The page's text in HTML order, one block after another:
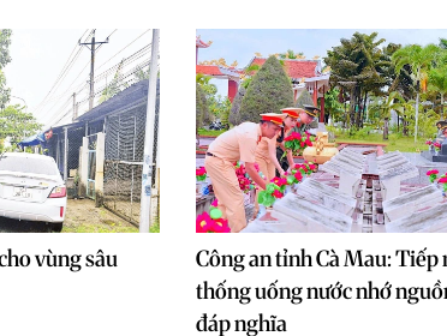
vùng sâu
Công an tỉnh Cà Mau:
thống uống nước nhớ
đáp nghĩa